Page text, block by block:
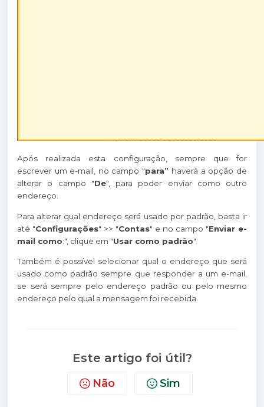
Após realizada esta configuração, sempre que for
escrever um e-mail, no campo “para” haverá a opção de
alterar o campo "De", para poder enviar como outro
endereço.
Para alterar qual endereço será usado por padrão, basta ir
até "Configurações" >> "Contas" e no campo "Enviar e-
mail como:", clique em "Usar como padrão".
Também é possível selecionar qual o endereço que será
usado como padrão sempre que responder a um e-mail,
se será sempre pelo endereço padrão ou pelo mesmo
endereço pelo qual a mensagem foi recebida.
Este artigo foi útil?
Não Sim